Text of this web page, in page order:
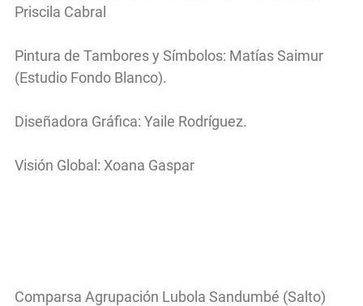
Priscila Cabral
Pintura de Tambores y Símbolos: Matías Saimur
(Estudio Fondo Blanco).
Diseñadora Gráfica: Yaile Rodríguez.
Visión Global: Xoana Gaspar
Comparsa Agrupación Lubola Sandumbé (Salto)